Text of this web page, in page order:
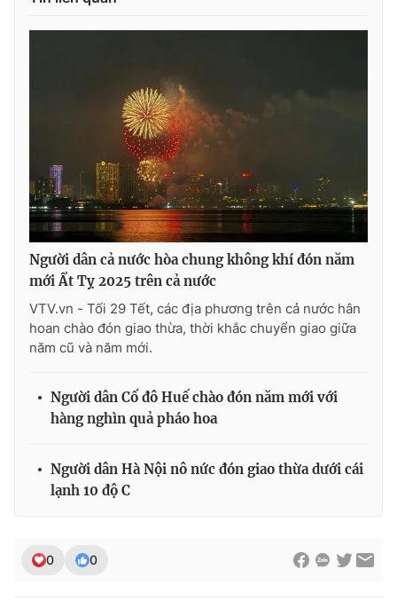
Người dân cả nước hòa chung không khí đón năm
mới Ẩt Tỵ 2025 trên cả nước
VTV.vn - Tối 29 Tết, các địa phương trên cả nước hân
hoan chào đón giao thừa, thời khắc chuyển giao giữa
năm cũ và năm mới.
Người dân Cố đô Huế chào đón năm mới với
hàng nghìn quả pháo hoa
Người dân Hà Nội nô nức đón giao thừa dưới cái
lạnh 10 độ C
0 0